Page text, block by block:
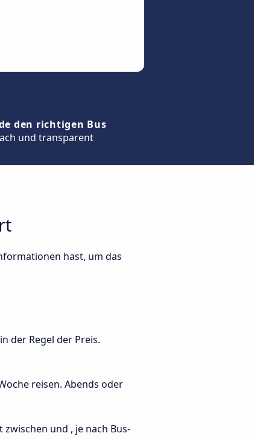
den richtigen Bus
und transparent
hast, um das
der Regel der Preis.
reisen. Abends oder
zwischen und , je nach Bus-